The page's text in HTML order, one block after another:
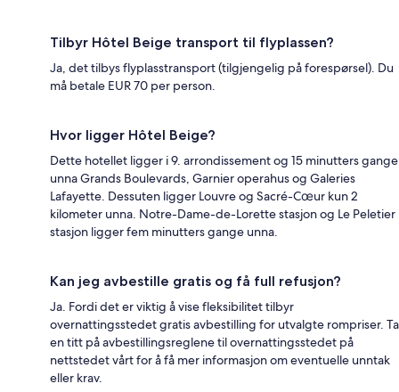
Tilbyr Hôtel Beige transport til flyplassen?
Ja, det tilbys flyplasstransport (tilgjengelig på forespørsel). Du
må betale EUR 70 per person.
Hvor ligger Hôtel Beige?
Dette hotellet ligger i 9. arrondissement og 15 minutters gange
unna Grands Boulevards, Garnier operahus og Galeries
Lafayette. Dessuten ligger Louvre og Sacré-Cœur kun 2
kilometer unna. Notre-Dame-de-Lorette stasjon og Le Peletier
stasjon ligger fem minutters gange unna.
Kan jeg avbestille gratis og få full refusjon?
Ja. Fordi det er viktig å vise fleksibilitet tilbyr
overnattingsstedet gratis avbestilling for utvalgte rompriser. Ta
en titt på avbestillingsreglene til overnattingsstedet på
nettstedet vårt for å få mer informasjon om eventuelle unntak
eller krav.